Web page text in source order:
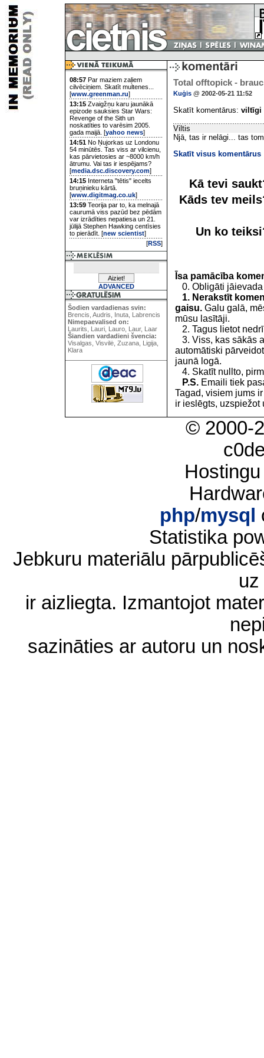
08:57 Par maziem zaļiem
cilvēciņiem. Skatīt multenes...
[www.greenman.ru]
13:15 Zvaigžņu karu jaunākā
epizode sauksies Star Wars:
Revenge of the Sith un
noskatīties to varēsim 2005.
gada maijā. [yahoo news]
14:51 No Ņujorkas uz Londonu
54 minūtēs. Tas viss ar vilcienu,
kas pārvietosies ar ~8000 km/h
ātrumu. Vai tas ir iespējams?
[media.dsc.discovery.com]
14:15 Interneta "tētis" iecelts
bruņinieku kārtā.
[www.digitmag.co.uk]
13:59 Teorija par to, ka melnajā
caurumā viss pazūd bez pēdām
var izrādīties nepatiesa un 21.
jūlijā Stephen Hawking centīsies
to pierādīt. [new scientist]
[RSS]
ADVANCED
Šodien vardadienas svin:
Brencis, Audris, Inuta, Labrencis
Nimepaevalised on:
Laurits, Lauri, Lauro, Laur, Laar
Šiandien vardadieni švencia:
Visalgas, Visvilė, Zuzana, Ligija,
Klara
Total offtopick -
Kuģis @ 2002-05-21 11:52
Skatīt komentārus: viltīgi
Viltis
Njā, tas ir nelāgi... tas
Skatīt visus komentārus
Kā tevi
Kāds tev
Un ko
Īsa pamācība
0. Obligāti jāievada
1. Nerakstīt
gaisu. Galu galā,
mūsu lasītāji.
2. Tagus lietot
3. Viss, kas sākās
automātiski
jaunā logā.
4. Skatīt nullto,
P.S. Emaili tiek
Tagad, visiem jums
ir ieslēgts, uzspiežot
© 2000-
php/mysql
Statistika
Jebkuru materiālu
ir aizliegta. Izmantojot
sazināties ar autoru un